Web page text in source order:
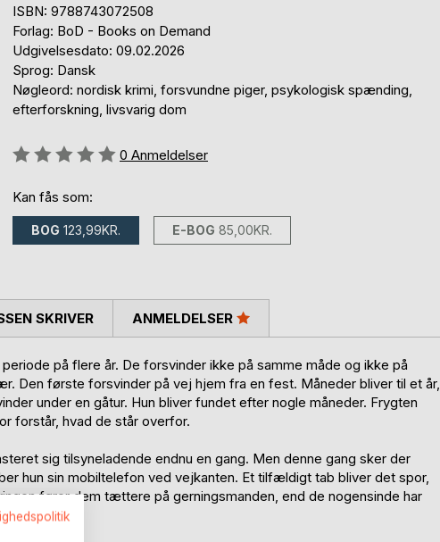
ISBN: 9788743072508
Forlag: BoD - Books on Demand
Udgivelsesdato: 09.02.2026
Sprog: Dansk
Nøgleord: nordisk krimi, forsvundne piger, psykologisk spænding,
efterforskning, livsvarig dom
Anmeldelse::
0 Anmeldelser
Kan fås som:
BOG 123,99KR. E-BOG 85,00KR.
på flere år. De forsvinder ikke på samme måde og ikke på
Den første forsvinder på vej hjem fra en fest. Måneder bliver til et år,
under en gåtur. Hun bliver fundet efter nogle måneder. Frygten
forstår, hvad de står overfor.
sig tilsyneladende endnu en gang. Men denne gang sker der
hun sin mobiltelefon ved vejkanten. Et tilfældigt tab bliver det spor,
fører dem tættere på gerningsmanden, end de nogensinde har
SKRIVER ANMELDELSER